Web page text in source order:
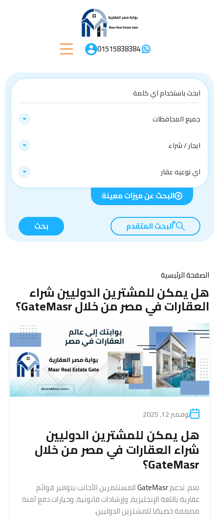
01515838384
جميع المحافظات
ايجار / شراء
اي نوعيه عقار
البحث عن ميزات معينة
البحث المتقدم بحث
الصفحة الرئيسية
هل يمكن للمشترين الدوليين شراء
العقارات في مصر من خلال GateMasr؟
نوفمبر 12, 2025
هل يمكن للمشترين الدوليين
شراء العقارات في مصر من خلال
GateMasr؟
نعم. تدعمGateMasrالمستثمرين الأجانب بتوفير قوائم
عقارية باللغة الإنجليزية، وإرشادات قانونية، وخيارات دفع آمنة
مصممة خصيصًا للمشترين الدوليين.